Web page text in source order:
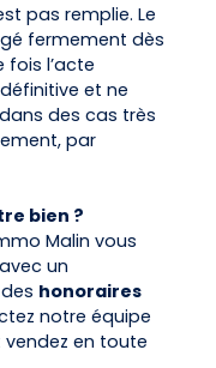
pas remplie. Le
fermement dès
fois l’acte
et ne
des cas très
par
bien ?
Malin vous
un
honoraires
notre équipe
en toute